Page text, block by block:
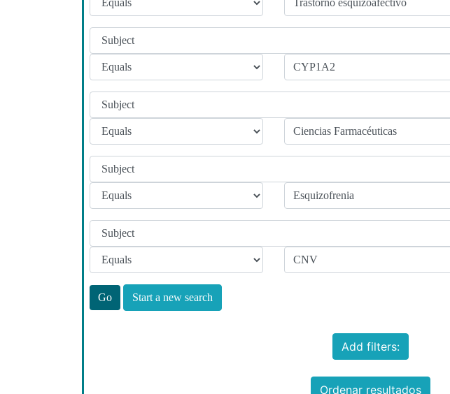
Start a new search
Add filters:
Ordenar resultados